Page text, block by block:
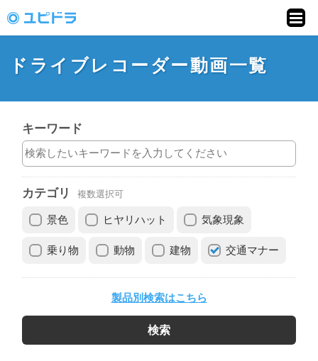
動画投稿サイト「ユ
ピドラ」
ドライブレコーダー動画一覧
キーワード
カテゴリ 複数選択可
景色 ヒヤリハット 気象現象
乗り物 動物 建物 交通マナー
製品別検索はこちら